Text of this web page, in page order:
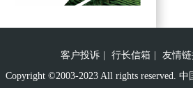
客户投诉 | 行长信箱 | 友情链
Copyright ©2003-2023 All rights reserved.